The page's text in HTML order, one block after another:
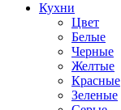
Кухни
Цвет
Белые
Черные
Желтые
Красные
Зеленые